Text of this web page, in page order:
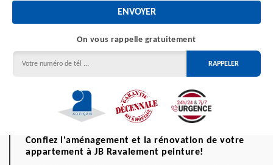
On vous rappelle gratuitement
Confiez l'aménagement et la rénovation de votre
appartement à JB Ravalement peinture!